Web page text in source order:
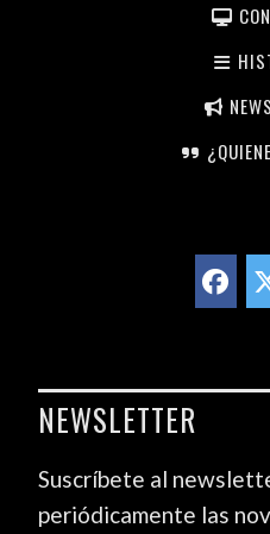
NEWSLETTER
Suscríbete al
periódicamente las